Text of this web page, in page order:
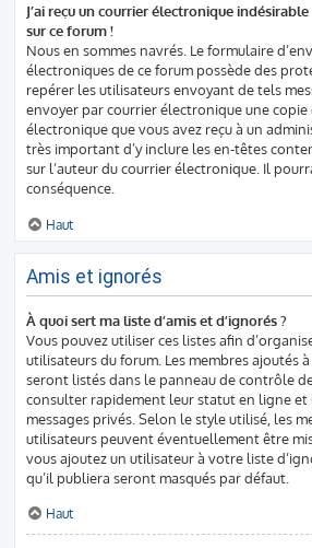
J’ai reçu un courrier électronique
sur ce forum !
Nous en sommes navrés. Le formulaire
électroniques de ce forum possède des
repérer les utilisateurs envoyant de tels
envoyer par courrier électronique une
électronique que vous avez reçu à un
très important d’y inclure les en-têtes
sur l’auteur du courrier électronique. Il
conséquence.
Haut
Amis et ignorés
À quoi sert ma liste d’amis et d’ignorés ?
Vous pouvez utiliser ces listes afin
utilisateurs du forum. Les membres ajoutés
seront listés dans le panneau de contrôle
consulter rapidement leur statut en ligne et
messages privés. Selon le style utilisé, les
utilisateurs peuvent éventuellement être
vous ajoutez un utilisateur à votre liste
qu’il publiera seront masqués par défaut.
Haut